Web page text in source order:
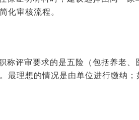
化审核流程。
称评审要求的是五险（包括养老、
最理想的情况是由单位进行缴纳